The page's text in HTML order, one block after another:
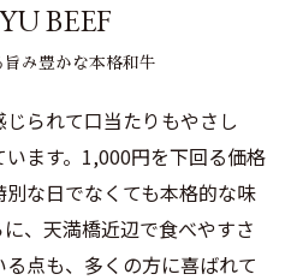
み豊かな本格和牛
BEEF
られて口当たりもやさし
ます。1,000円を下回る価格
な日でなくても本格的な味
、天満橋近辺で食べやすさ
点も、多くの方に喜ばれて